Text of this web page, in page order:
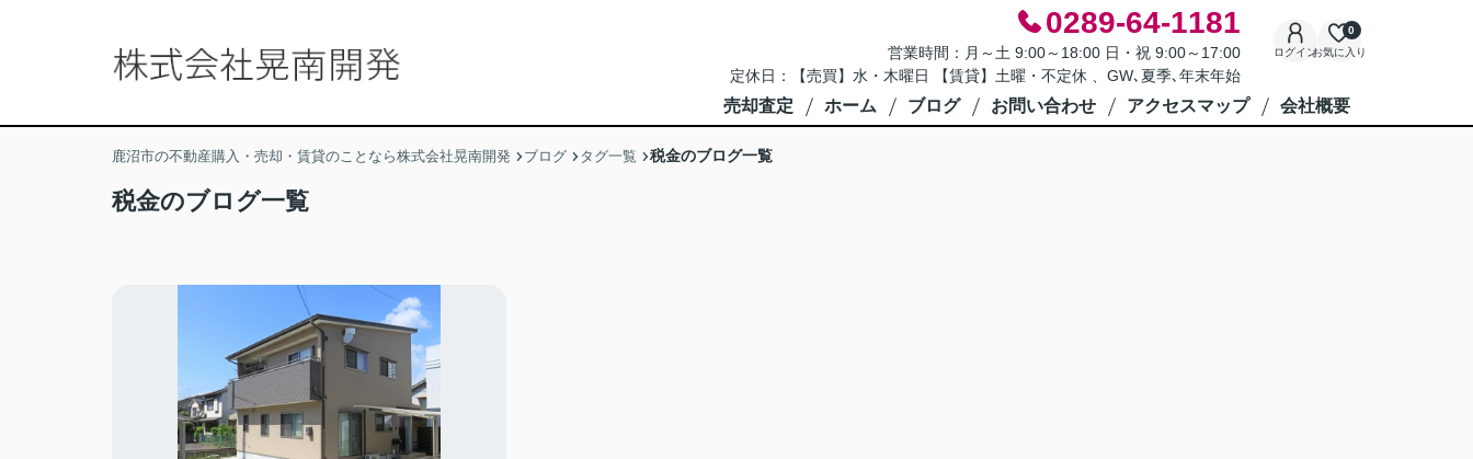
0289-64-1181
営業時間：月～土 9:00～18:00 日・祝 9:00～17:00
定休日：【売買】水・木曜日 【賃貸】土曜・不定休 、GW､夏季､年末年始
ログインお気に入り
0
売却査定 ホーム ブログ お問い合わせ アクセスマップ 会社概要
鹿沼市の不動産購入・売却・賃貸のことなら株式会社晃南開発 ブログ タグ一覧 税金のブログ一覧
税金のブログ一覧